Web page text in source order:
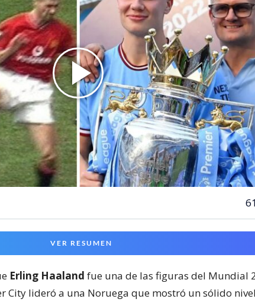
VER RESUMEN
Erling Haaland fue una de las figuras del Mundial
City lideró a una Noruega que mostró un sólido